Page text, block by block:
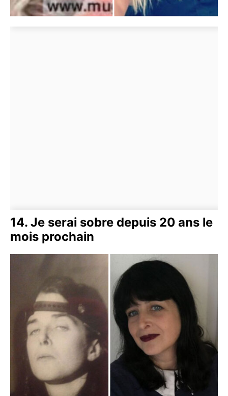
14. Je serai sobre depuis 20 ans le
mois prochain